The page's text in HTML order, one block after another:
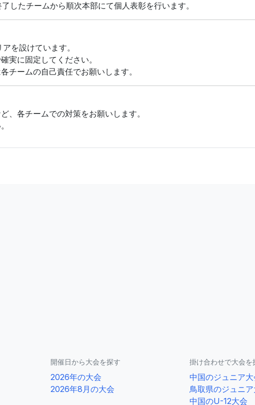
したチームから順次本部にて個人表彰を行います。
を設けています。
実に固定してください。
チームの自己責任でお願いします。
、各チームでの対策をお願いします。
開催日から大会を探す
2026年の大会
2026年8月の大会
掛け合わせで大会を
中国のジュニア大
鳥取県のジュニア
中国のU-12大会